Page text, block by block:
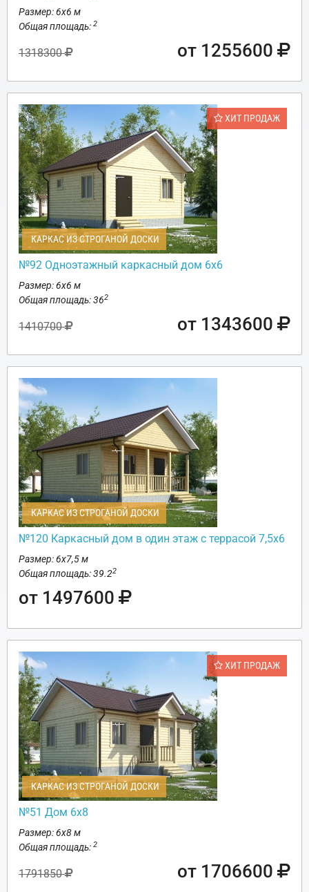
Размер: 6х6 м
Общая площадь: 2
1318300 от 1255600
ХИТ ПРОДАЖ
КАРКАС ИЗ СТРОГАНОЙ ДОСКИ
№92 Одноэтажный каркасный дом 6х6
Размер: 6х6 м
Общая площадь: 362
1410700 от 1343600
КАРКАС ИЗ СТРОГАНОЙ ДОСКИ
№120 Каркасный дом в один этаж с террасой 7,5х6
Размер: 6х7,5 м
Общая площадь: 39.22
от 1497600
ХИТ ПРОДАЖ
КАРКАС ИЗ СТРОГАНОЙ ДОСКИ
№51 Дом 6х8
Размер: 6х8 м
Общая площадь: 2
1791850 от 1706600